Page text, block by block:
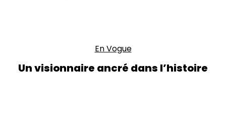
En Vogue
Un visionnaire ancré dans l’histoire